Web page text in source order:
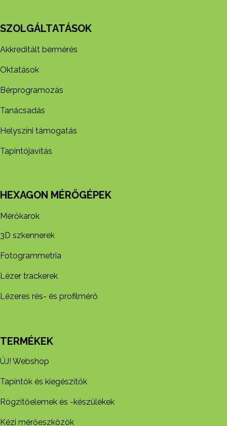
SZOLGÁLTATÁSOK
Akkreditált bérmérés
Oktatások
Bérprogramozás
Tanácsadás
Helyszíni támogatás
Tapintójavítás
HEXAGON MÉRŐGÉPEK
Mérőkarok
3D szkennerek
Fotogrammetria
Lézer trackerek
Lézeres rés- és profilmérő
TERMÉKEK
ÚJ! Webshop
Tapintók és kiegészítők
Rögzítőelemek és -készül​ékek
Kézi mérőeszközök